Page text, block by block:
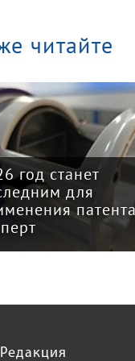
читайте
отопления в
Кирова
на 15
Редакция